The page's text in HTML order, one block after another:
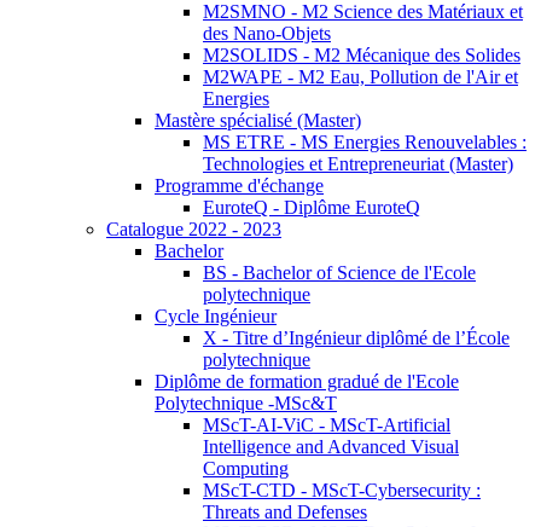
M2SMNO - M2 Science des Matériaux et
des Nano-Objets
M2SOLIDS - M2 Mécanique des Solides
M2WAPE - M2 Eau, Pollution de l'Air et
Energies
Mastère spécialisé (Master)
MS ETRE - MS Energies Renouvelables :
Technologies et Entrepreneuriat (Master)
Programme d'échange
EuroteQ - Diplôme EuroteQ
Catalogue 2022 - 2023
Bachelor
BS - Bachelor of Science de l'Ecole
polytechnique
Cycle Ingénieur
X - Titre d’Ingénieur diplômé de l’École
polytechnique
Diplôme de formation gradué de l'Ecole
Polytechnique -MSc&T
MScT-AI-ViC - MScT-Artificial
Intelligence and Advanced Visual
Computing
MScT-CTD - MScT-Cybersecurity :
Threats and Defenses